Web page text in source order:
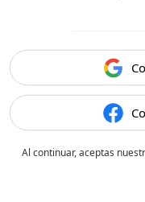
Al continuar, aceptas